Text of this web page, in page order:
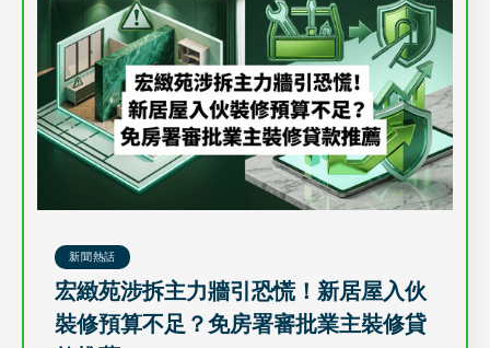
新聞熱話
宏緻苑涉拆主力牆引恐慌！新居屋入伙
裝修預算不足？免房署審批業主裝修貸